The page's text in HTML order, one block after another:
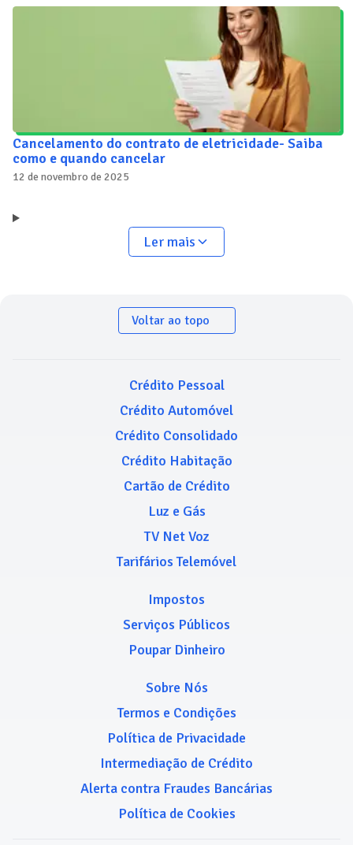
Cancelamento do contrato de eletricidade- Saiba
como e quando cancelar
12 de novembro de 2025
Ler mais
Voltar ao topo
Crédito Pessoal
Crédito Automóvel
Crédito Consolidado
Crédito Habitação
Cartão de Crédito
Luz e Gás
TV Net Voz
Tarifários Telemóvel
Impostos
Serviços Públicos
Poupar Dinheiro
Sobre Nós
Termos e Condições
Política de Privacidade
Intermediação de Crédito
Alerta contra Fraudes Bancárias
Política de Cookies